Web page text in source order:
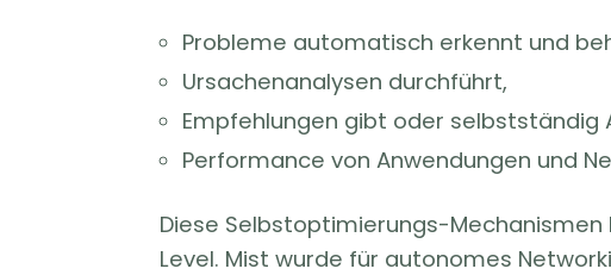
Probleme automatisch erkennt und
Ursachenanalysen durchführt,
Empfehlungen gibt oder selbstständig
Performance von Anwendungen und
Diese Selbstoptimierungs-
Level. Mist wurde für autonomes